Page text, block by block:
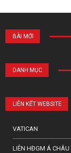
BÀI MỚI
DANH MỤC
LIÊN KẾT WEBSITE
VATICAN
LIÊN HĐGM Á CHÂU